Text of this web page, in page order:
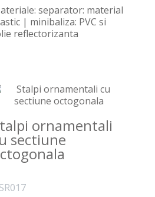
separator: material
| minibaliza: PVC si
reflectorizanta
ornamentali
sectiune